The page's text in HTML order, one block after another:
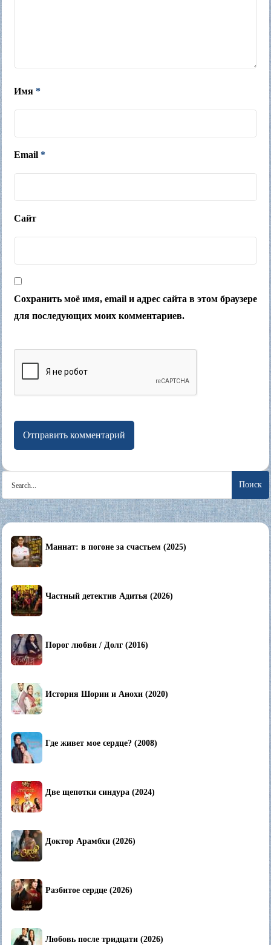
Имя *
Email *
Сайт
Сохранить моё имя, email и адрес сайта в этом браузере
для последующих моих комментариев.
for:
Маннат: в погоне за счастьем (2025)
Частный детектив Адитья (2026)
Порог любви / Долг (2016)
История Шории и Анохи (2020)
Где живет мое сердце? (2008)
Две щепотки синдура (2024)
Доктор Арамбхи (2026)
Разбитое сердце (2026)
Любовь после тридцати (2026)